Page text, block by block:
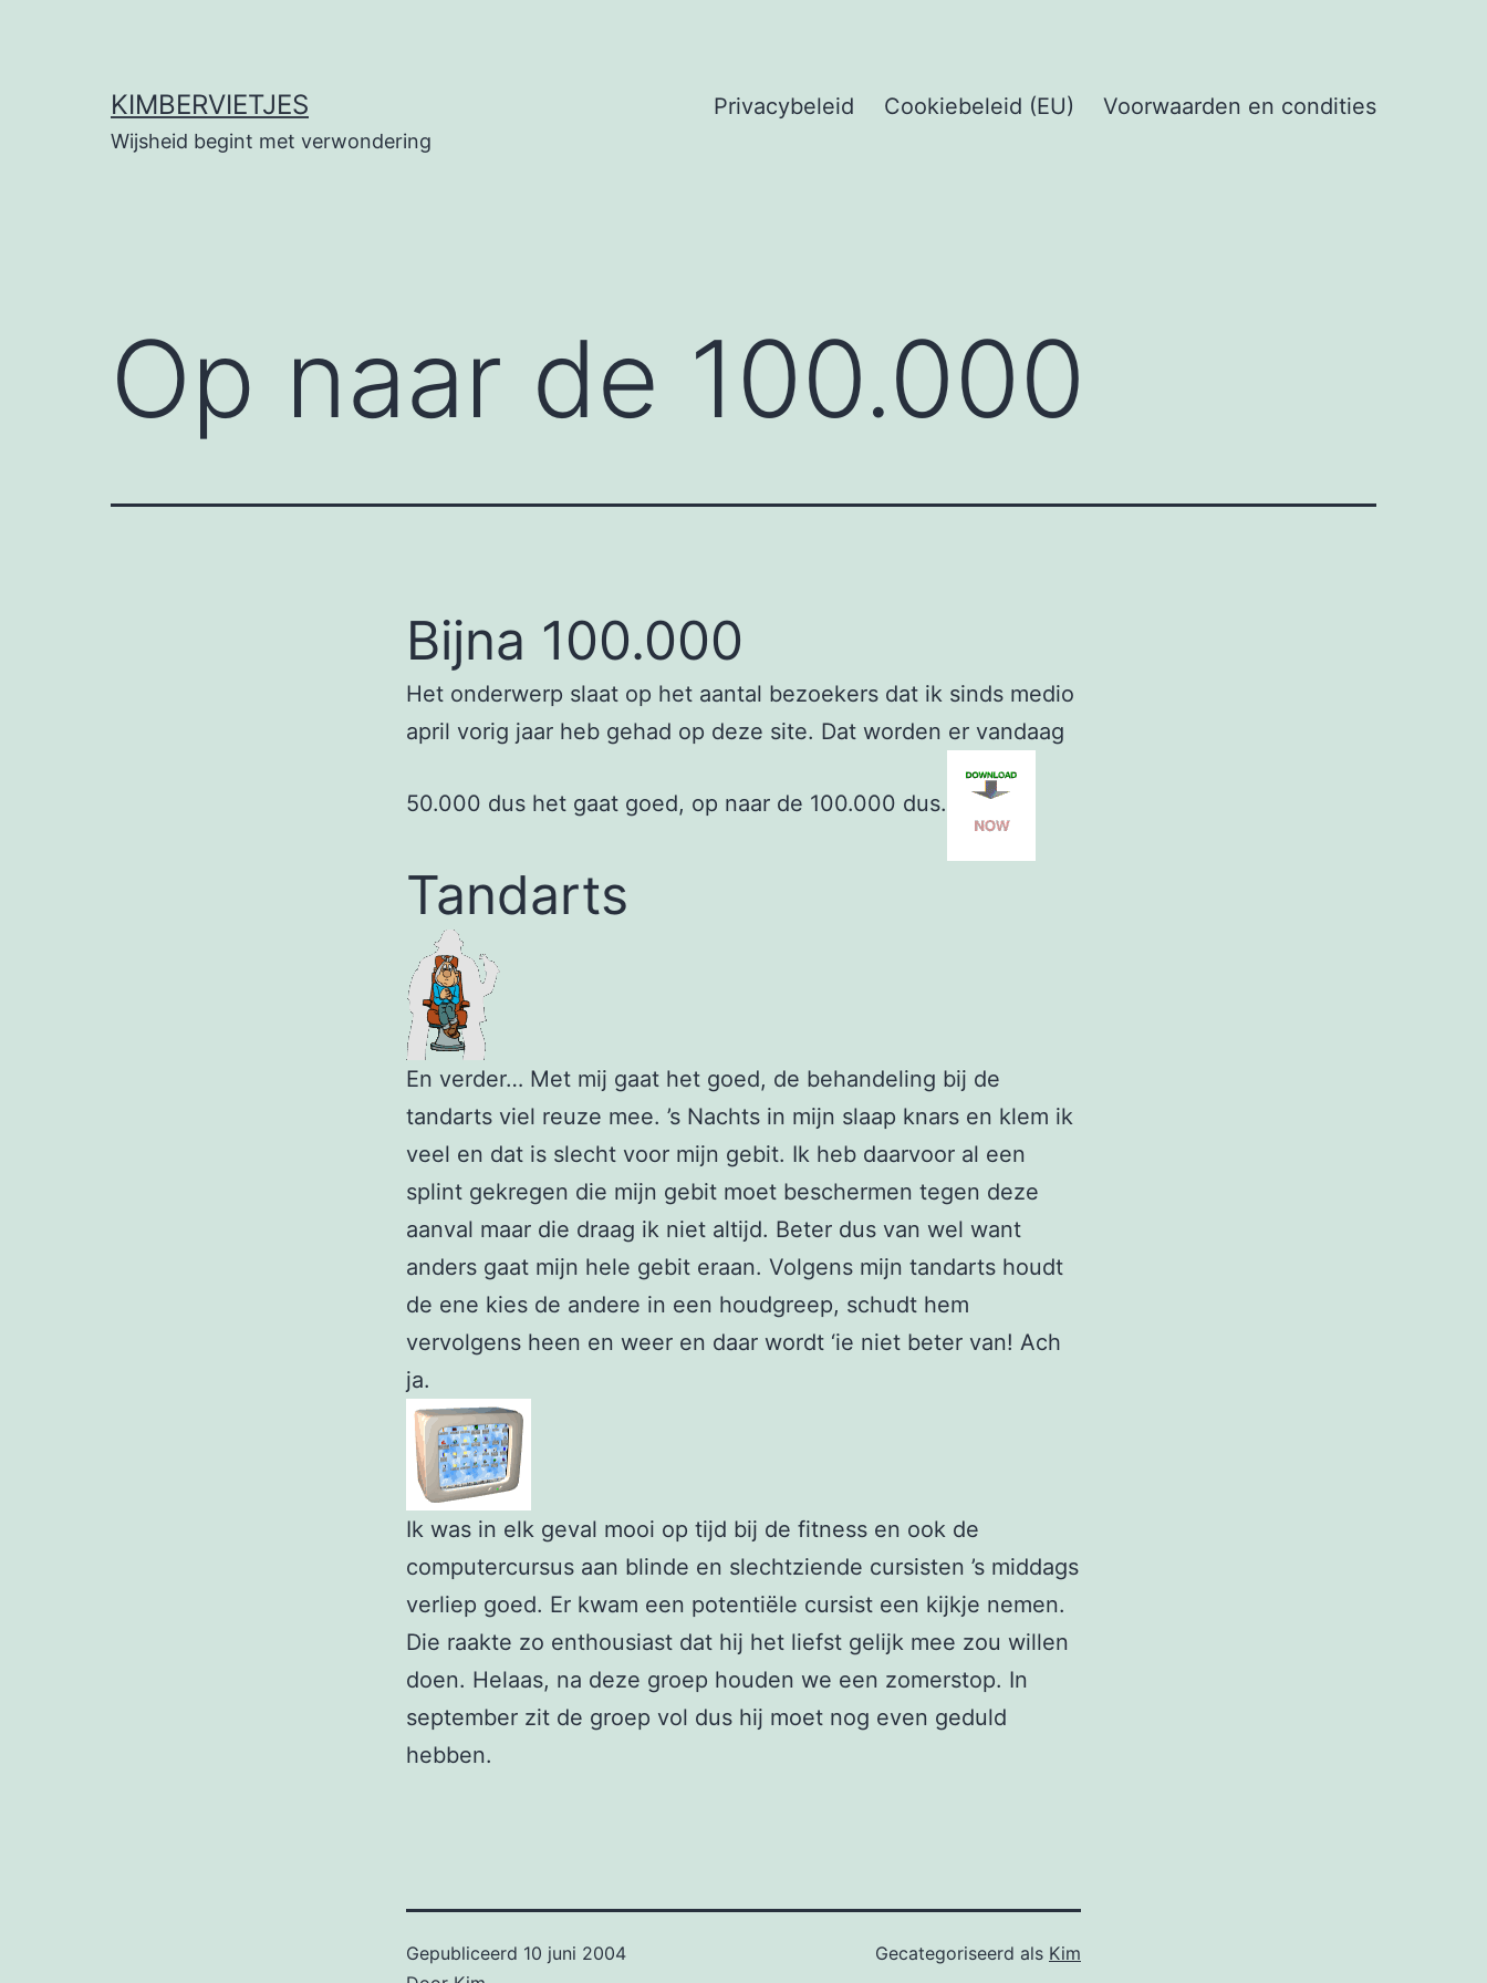
KIMBERVIETJES
Wijsheid begint met verwondering
Privacybeleid Cookiebeleid (EU) Voorwaarden en condities
Op naar de 100.000
Bijna 100.000
Het onderwerp slaat op het aantal bezoekers dat ik sinds medio
april vorig jaar heb gehad op deze site. Dat worden er vandaag
50.000 dus het gaat goed, op naar de 100.000 dus.
Tandarts
En verder… Met mij gaat het goed, de behandeling bij de
tandarts viel reuze mee. ’s Nachts in mijn slaap knars en klem ik
veel en dat is slecht voor mijn gebit. Ik heb daarvoor al een
splint gekregen die mijn gebit moet beschermen tegen deze
aanval maar die draag ik niet altijd. Beter dus van wel want
anders gaat mijn hele gebit eraan. Volgens mijn tandarts houdt
de ene kies de andere in een houdgreep, schudt hem
vervolgens heen en weer en daar wordt ‘ie niet beter van! Ach
ja.
Ik was in elk geval mooi op tijd bij de fitness en ook de
computercursus aan blinde en slechtziende cursisten ’s middags
verliep goed. Er kwam een potentiële cursist een kijkje nemen.
Die raakte zo enthousiast dat hij het liefst gelijk mee zou willen
doen. Helaas, na deze groep houden we een zomerstop. In
september zit de groep vol dus hij moet nog even geduld
hebben.
Gepubliceerd 10 juni 2004
Gecategoriseerd als Kim